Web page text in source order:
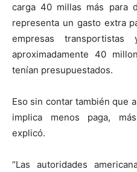
carga 40 millas más para
representa un gasto extra
empresas
aproximadamente 40
tenían presupuestados.
Eso sin contar también que
implica menos paga,
explicó.
“Las autoridades